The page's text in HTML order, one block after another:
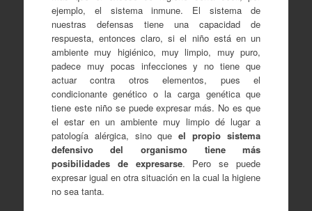
ejemplo, el sistema inmune. El sistema de
nuestras defensas tiene una capacidad de
respuesta, entonces claro, si el niño está en un
ambiente muy higiénico, muy limpio, muy puro,
padece muy pocas infecciones y no tiene que
actuar contra otros elementos, pues el
condicionante genético o la carga genética que
tiene este niño se puede expresar más. No es que
el estar en un ambiente muy limpio dé lugar a
patología alérgica, sino queel propio sistema
defensivo del organismo tiene más
posibilidades de expresarse. Pero se puede
expresar igual en otra situación en la cual la higiene
no sea tanta.